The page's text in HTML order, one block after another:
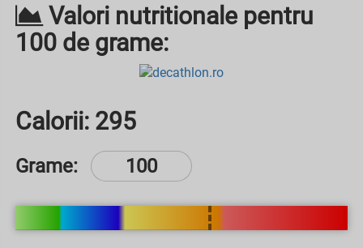
Valori nutritionale pentru
100 de grame:
Calorii: 295
Grame: